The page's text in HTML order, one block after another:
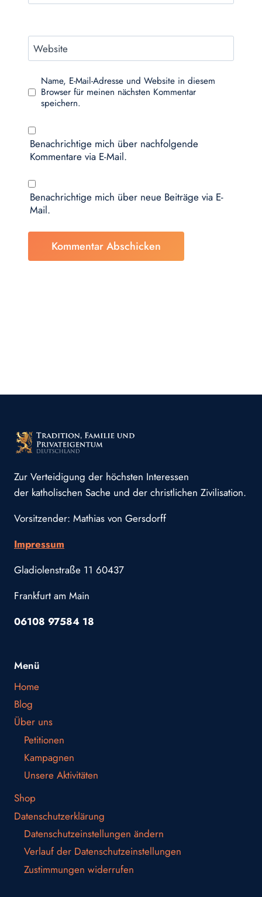
Website
Name, E-Mail-Adresse und Website in diesem
Browser für meinen nächsten Kommentar
speichern.
Benachrichtige mich über nachfolgende
Kommentare via E-Mail.
Benachrichtige mich über neue Beiträge via E-
Mail.
Zur Verteidigung der höchsten Interessen
der katholischen Sache und der christlichen Zivilisation.
Vorsitzender: Mathias von Gersdorff
Impressum
Gladiolenstraße 11 60437
Frankfurt am Main
06108 97584 18
Menü
Home
Blog
Über uns
Petitionen
Kampagnen
Unsere Aktivitäten
Shop
Datenschutzerklärung
Datenschutzeinstellungen ändern
Verlauf der Datenschutzeinstellungen
Zustimmungen widerrufen